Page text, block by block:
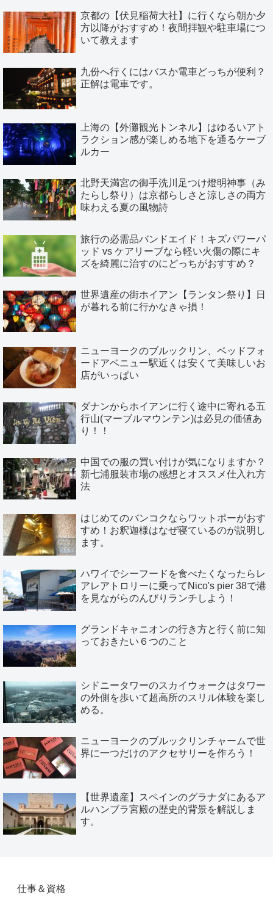
京都の【伏見稲荷大社】に行くなら朝か夕
方以降がおすすめ！夜間拝観や駐車場につ
いて教えます
九份へ行くにはバスか電車どっちが便利？
正解は電車です。
上海の【外灘観光トンネル】はゆるいアト
ラクション感が楽しめる地下を通るケーブ
ルカー
北野天満宮の御手洗川足つけ燈明神事（み
たらし祭り）は京都らしさと涼しさの両方
味わえる夏の風物詩
旅行の必需品バンドエイド！キズパワーパ
ッド vs ケアリーブなら軽い火傷の際にキ
ズを綺麗に治すのにどっちがおすすめ？
世界遺産の街ホイアン【ランタン祭り】日
が暮れる前に行かなきゃ損！
ニューヨークのブルックリン、ベッドフォ
ードアベニュー駅近くは安くて美味しいお
店がいっぱい
ダナンからホイアンに行く途中に寄れる五
行山(マーブルマウンテン)は必見の価値あ
り！！
中国での服の買い付けが気になりますか？
新七浦服装市場の感想とオススメ仕入れ方
法
はじめてのバンコクならワットポーがおす
すめ！お釈迦様はなぜ寝ているのが説明し
ます。
ハワイでシーフードを食べたくなったらレ
アレアトロリーに乗ってNico's pier 38で港
を見ながらのんびりランチしよう！
グランドキャニオンの行き方と行く前に知
っておきたい６つのこと
シドニータワーのスカイウォークはタワー
の外側を歩いて超高所のスリル体験を楽し
める。
ニューヨークのブルックリンチャームで世
界に一つだけのアクセサリーを作ろう！
【世界遺産】スペインのグラナダにあるア
ルハンブラ宮殿の歴史的背景を解説しま
す。
仕事＆資格